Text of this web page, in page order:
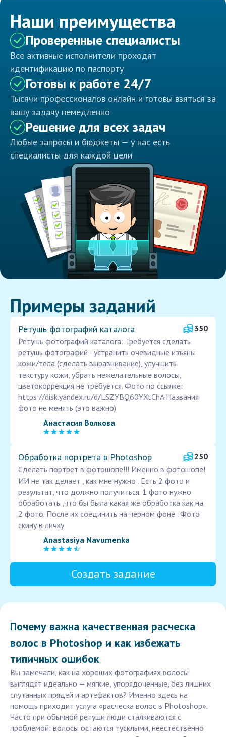
Наши преимущества
Проверенные специалисты
Все активные исполнители проходят
идентификацию по паспорту
Готовы к работе 24/7
Тысячи профессионалов онлайн и готовы взяться за
вашу задачу немедленно
Решение для всех задач
Любые запросы и бюджеты — у нас есть
специалисты для каждой цели
Примеры заданий
Ретушь фотографий каталога
350
Ретушь фотографий каталога: Требуется сделать
ретушь фотографий - устранить очевидные изъяны
кожи/тела (сделать выравнивание), улучшить
текстуру кожи, убрать нежелательные волосы,
цветокоррекция не требуется. Фото по ссылке:
https://disk.yandex.ru/d/LSZYBQ60YXtChA Названия
фото не менять (это важно)
Анастасия Волкова
Обработка портрета в Photoshop
250
Сделать портрет в фотошопе!!! Именно в фотошопе!
ИИ не так делает , как мне нужно . Есть 2 фото и
результат, что должно получиться. 1 фото нужно
обработать ,что бы была какая же обработка как на
2 фото. После их соединить на черном фоне . Фото
скину в личку
Anastasiya Navumenka
Создать задание
Почему важна качественная расческа
волос в Photoshop и как избежать
типичных ошибок
Вы замечали, как на хороших фотографиях волосы
выглядят идеально — мягкие, упорядоченные, без лишних
спутанных прядей и артефактов? Именно здесь на
помощь приходит услуга «расческа волос в Photoshop».
Часто при обычной ретуши люди сталкиваются с
проблемой: волосы остаются тусклыми, неестественно